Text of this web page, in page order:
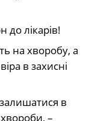
до лікарів!
на хворобу, а
в захисні
в
хвороби, –